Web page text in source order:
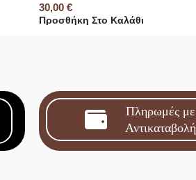
30,00 €
Προσθήκη Στο Καλάθι
Πληρωμές με
Αντικαταβολή